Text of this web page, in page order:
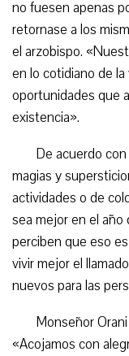
no fuesen apenas
retornase a los
el arzobispo.
en lo cotidiano de
oportunidades que
existencia».
De acuerdo
magias y
actividades o de
sea mejor en el año
perciben que eso
vivir mejor el
nuevos para las
Monseñor
«Acojamos con